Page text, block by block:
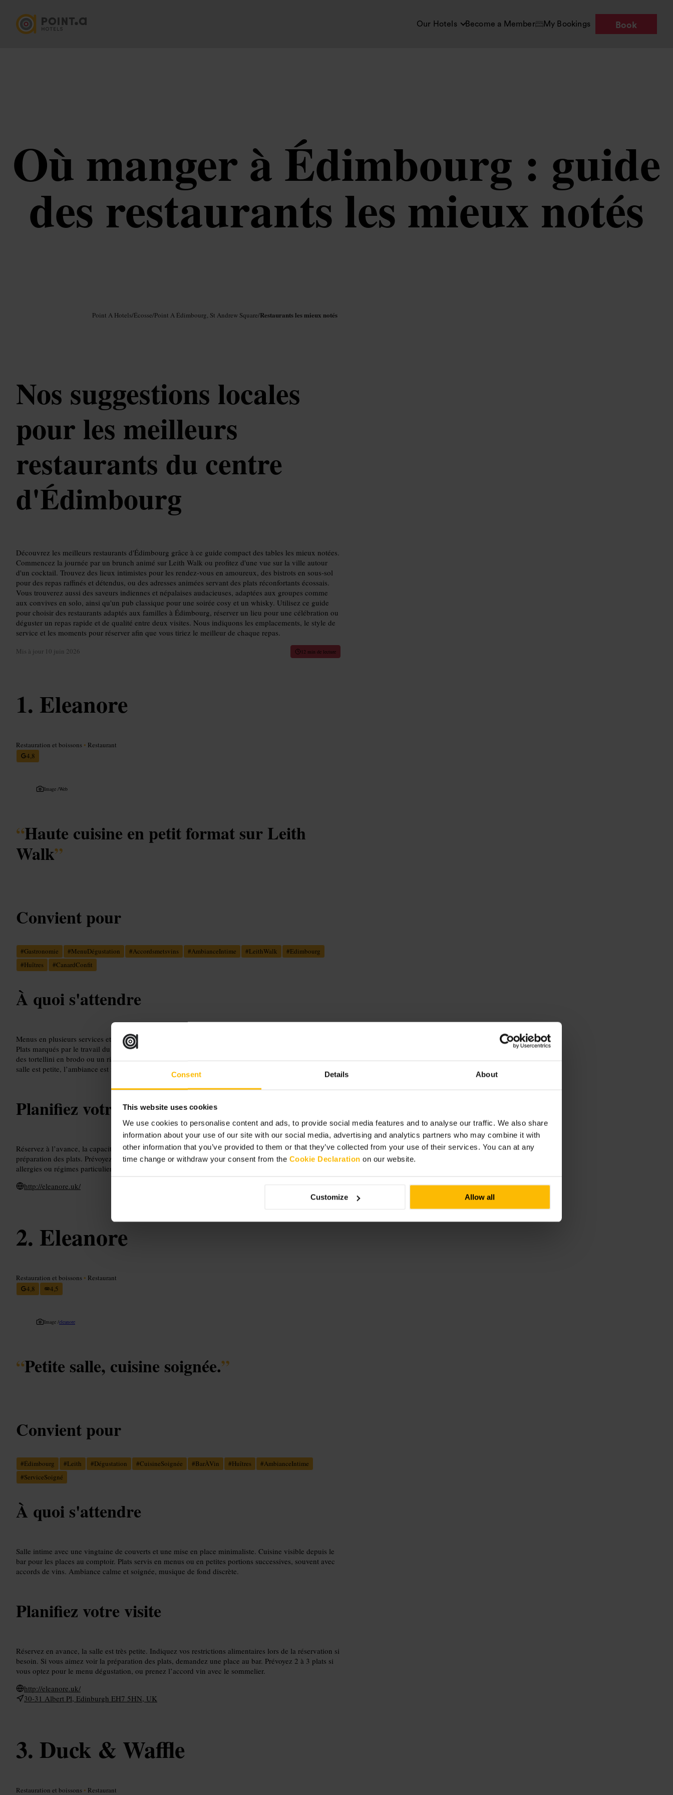
Consent Details About
This website uses cookies
We use cookies to personalise content and ads, to provide social media features and to analyse our traffic. We also share
information about your use of our site with our social media, advertising and analytics partners who may combine it with
other information that you’ve provided to them or that they’ve collected from your use of their services. You can at any
time change or withdraw your consent from the Cookie Declaration on our website.
Customize Allow all
Our Hotels Become a Member My Bookings Book
Où manger à Édimbourg : guide
des restaurants les mieux notés
Point A Hotels/Écosse/Point A Édimbourg, St Andrew Square/Restaurants les mieux notés
Nos suggestions locales
pour les meilleurs
restaurants du centre
d'Édimbourg
Découvrez les meilleurs restaurants d'Édimbourg grâce à ce guide compact des tables les mieux notées.
Commencez la journée par un brunch animé sur Leith Walk ou profitez d'une vue sur la ville autour
d'un cocktail. Trouvez des lieux intimistes pour les rendez‑vous en amoureux, des bistrots en sous‑sol
pour des repas raffinés et détendus, ou des adresses animées servant des plats réconfortants écossais.
Vous trouverez aussi des saveurs indiennes et népalaises audacieuses, adaptées aux groupes comme
aux convives en solo, ainsi qu'un pub classique pour une soirée cosy et un whisky. Utilisez ce guide
pour choisir des restaurants adaptés aux familles à Édimbourg, réserver un lieu pour une célébration ou
déguster un repas rapide et de qualité entre deux visites. Nous indiquons les emplacements, le style de
service et les moments pour réserver afin que vous tiriez le meilleur de chaque repas.
Mis à jour 10 juin 2026 12 min de lecture
Eleanore
Restauration et boissons • Restaurant
4,8
Image /Web
“Haute cuisine en petit format sur Leith
Walk”
Convient pour
#Gastronomie #MenuDégustation #Accordsmetsvins #AmbianceIntime #LeithWalk #Edimbourg
#Huîtres #CanardConfit
À quoi s'attendre
Menus en plusieurs services et options en trois plats selon le service, avec propositions d’accords vins.
Plats marqués par le travail du poisson et de la volaille, mais aussi par des préparations créatives comme
des tortellini en brodo ou un riz au lait brûlé. Service attentif et personnel jeune et professionnel. La
salle est petite, l’ambiance est feutrée et la musique de fond est discrète.
Planifiez votre visite
Réservez à l’avance, la capacité est limitée. Demandez une place au bar si vous aimez voir la
préparation des plats. Prévoyez l’accord vins si vous voulez une expérience complète. Signalez les
allergies ou régimes particuliers lors de la réservation. Tenue : casual soignée.
http://eleanore.uk/
Eleanore
Restauration et boissons • Restaurant
4,8
4,5
Image /eleanore
“Petite salle, cuisine soignée.”
Convient pour
#Édimbourg #Leith #Dégustation #CuisineSoignée #BarÀVin #Huîtres #AmbianceIntime
#ServiceSoigné
À quoi s'attendre
Salle intime avec une vingtaine de couverts et une mise en place minimaliste. Cuisine visible depuis le
bar pour les places au comptoir. Plats servis en menus ou en petites portions successives, souvent avec
accords de vins. Ambiance calme et soignée, musique de fond discrète.
Planifiez votre visite
Réservez en avance, la salle est très petite. Indiquez vos restrictions alimentaires lors de la réservation si
besoin. Si vous aimez voir la préparation des plats, demandez une place au bar. Prévoyez 2 à 3 plats si
vous optez pour le menu dégustation, ou prenez l’accord vin avec le sommelier.
http://eleanore.uk/
30-31 Albert Pl, Edinburgh EH7 5HN, UK
Duck & Waffle
Restauration et boissons • Restaurant